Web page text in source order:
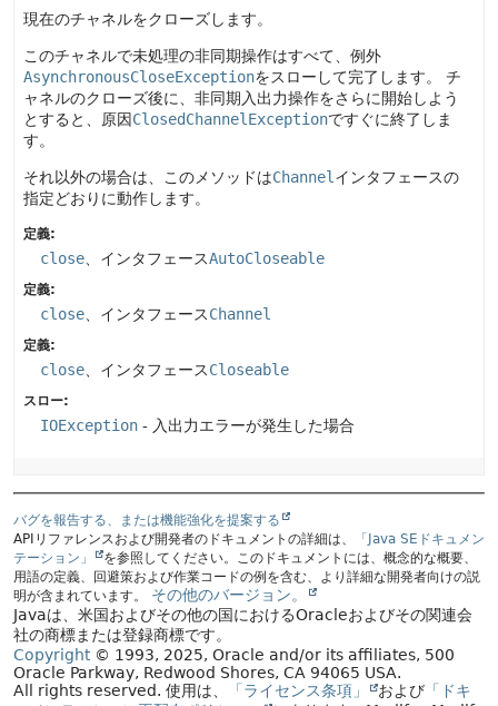
現在のチャネルをクローズします。
このチャネルで未処理の非同期操作はすべて、例外
AsynchronousCloseExceptionをスローして完了します。
チ
ャネルのクローズ後に、非同期入出力操作をさらに開始しよう
とすると、原因ClosedChannelExceptionですぐに終了しま
す。
それ以外の場合は、このメソッドはChannel インタフェースの
指定どおりに動作します。
定義:
close 、インタフェースAutoCloseable
定義:
close 、インタフェースChannel
定義:
close 、インタフェースCloseable
スロー:
IOException - 入出力エラーが発生した場合
バグを報告する、または機能強化を提案する
APIリファレンスおよび開発者のドキュメントの詳細は、
「Java SEドキュメン
テーション」
を参照してください。このドキュメントには、概念的な概要、
用語の定義、回避策および作業コードの例を含む、より詳細な開発者向けの説
明が含まれています。
その他のバージョン。
Javaは、米国およびその他の国におけるOracleおよびその関連会
社の商標または登録商標です。
Copyright© 1993, 2025, Oracle and/or its affiliates, 500
Oracle Parkway, Redwood Shores, CA 94065 USA.
All rights reserved. 使用は、 「ライセンス条項」 および 「ドキ